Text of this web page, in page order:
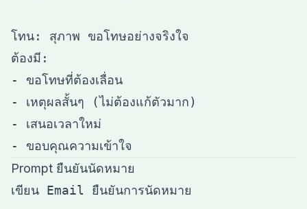
โทน: สุภาพ ขอโทษอย่างจริงใจ
ต้องมี:
- ขอโทษที่ต้องเลื่อน
- เหตุผลสั้นๆ (ไม่ต้องแก้ตัวมาก)
- เสนอเวลาใหม่
Prompt ยืนยันนัดหมาย
เขียน Email ยืนยันการนัดหมาย